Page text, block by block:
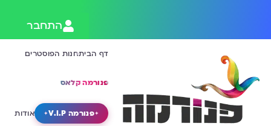
התחבר
דף הביתחנות הפוסטרים
פנורמה קלאס
פנורמה V.I.P אודות